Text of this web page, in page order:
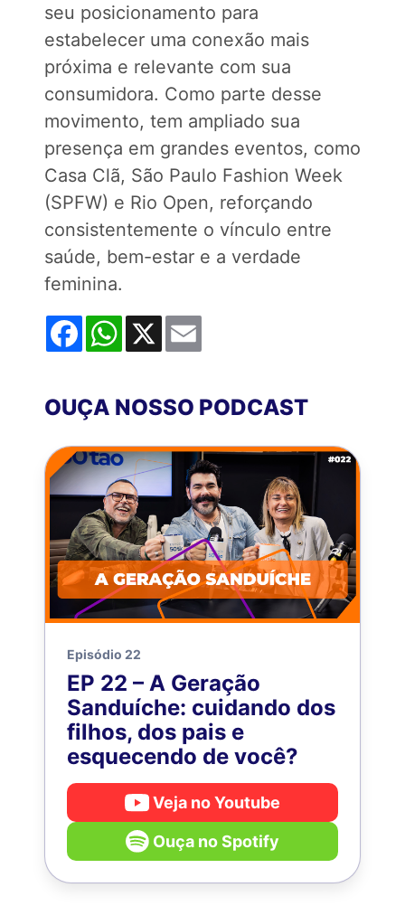
seu posicionamento para
estabelecer uma conexão mais
próxima e relevante com sua
consumidora. Como parte desse
movimento, tem ampliado sua
presença em grandes eventos, como
Casa Clã, São Paulo Fashion Week
(SPFW) e Rio Open, reforçando
consistentemente o vínculo entre
saúde, bem-estar e a verdade
feminina.
FacebookWhatsApp
X
OUÇA NOSSO PODCAST
Episódio 22
EP 22 – A Geração
Sanduíche: cuidando dos
filhos, dos pais e
esquecendo de você?
Veja no Youtube
Ouça no Spotify